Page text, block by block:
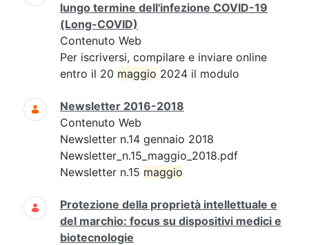
lungo termine dell'infezione COVID-19
(Long-COVID)
Contenuto Web
Per iscriversi, compilare e inviare online
entro il 20 maggio 2024 il modulo
Newsletter 2016-2018
Contenuto Web
Newsletter n.14 gennaio 2018
Newsletter_n.15_maggio_2018.pdf
Newsletter n.15 maggio
Protezione della proprietà intellettuale e
del marchio: focus su dispositivi medici e
biotecnologie